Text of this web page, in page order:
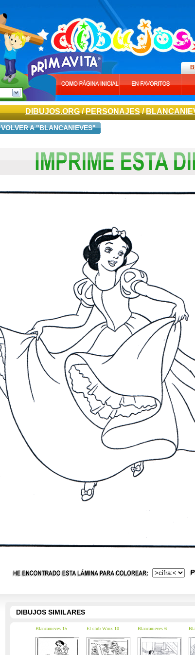
DIBUJOS.ORG/PERSONAJES/
VOLVER A "BLANCANIEVES"
DIBUJOS SIMILARES
Blancanieves 15 El club Winx 10 Blancanieves 6